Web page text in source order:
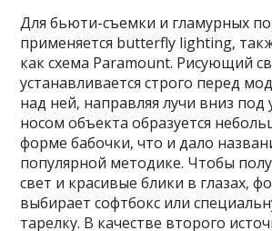
Для бьюти-съемки и гламурных
применяется butterfly lighting‚
как схема Paramount. Рисующий
устанавливается строго перед
над ней‚ направляя лучи вниз под
носом объекта образуется
форме бабочки‚ что и дало
популярной методике. Чтобы
свет и красивые блики в глазах‚
выбирает софтбокс или
тарелку. В качестве второго